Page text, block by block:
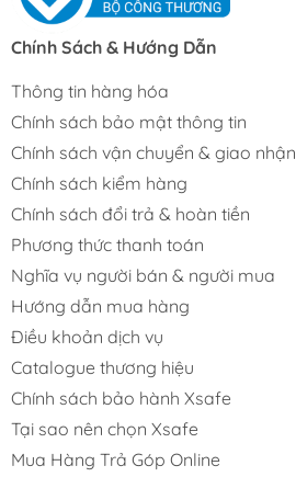
Chính Sách & Hướng Dẫn
Thông tin hàng hóa
Chính sách bảo mật thông tin
Chính sách vận chuyển & giao nhận
Chính sách kiểm hàng
Chính sách đổi trả & hoàn tiền
Phương thức thanh toán
Nghĩa vụ người bán & người mua
Hướng dẫn mua hàng
Điều khoản dịch vụ
Catalogue thương hiệu
Chính sách bảo hành Xsafe
Tại sao nên chọn Xsafe
Mua Hàng Trả Góp Online